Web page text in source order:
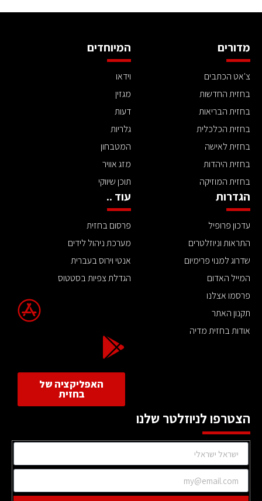
מדורים
צ'אט הכתבים
בחזית החדשות
בחזית הבריאות
בחזית הכלכלית
בחזית לאישה
בחזית היהדות
בחזית המוזיקה
המיוחדים
וידאו
מגזין
דעות
גלריות
המטבחון
מזג אוויר
תוכן שיווקי
הגדרות
עדכון פרופיל
התראות וניוזלטרים
שדרוג למנוי פרימיום
המייל האדום
פרסמו אצלנו
תקנון האתר
אודות בחזית מדיה
עוד ..
פרסום בחזית
מערכת ניהול לידים
אנטי וירוס בעברית
הגדלת צפיות בסטטוס
האפליקציה של
בחזית
הצטרפו לניוזלטר שלנו